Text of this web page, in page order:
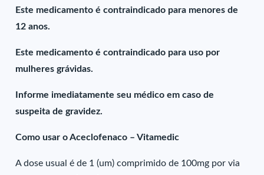
Este medicamento é contraindicado para menores de
12 anos.
Este medicamento é contraindicado para uso por
mulheres grávidas.
Informe imediatamente seu médico em caso de
suspeita de gravidez.
Como usar o Aceclofenaco – Vitamedic
A dose usual é de 1 (um) comprimido de 100mg por via